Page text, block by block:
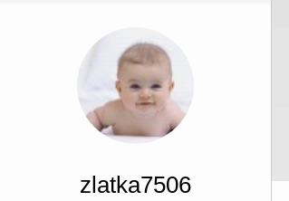
zlatka7506